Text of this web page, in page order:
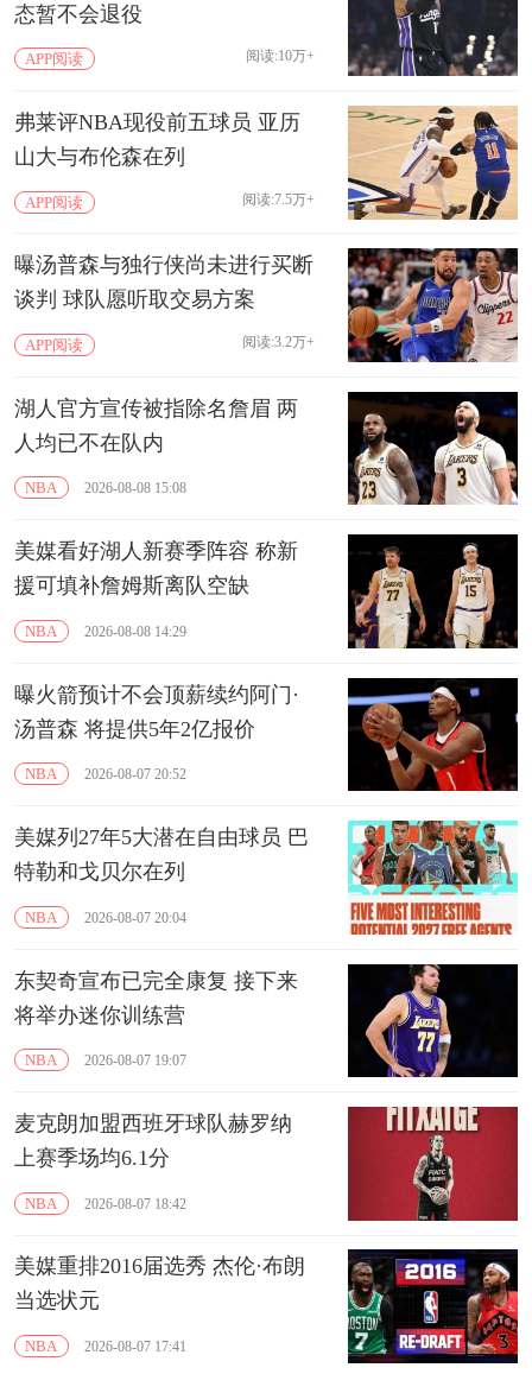
态暂不会退役
APP阅读 阅读:10万+
弗莱评NBA现役前五球员 亚历
山大与布伦森在列
APP阅读 阅读:7.5万+
曝汤普森与独行侠尚未进行买断
谈判 球队愿听取交易方案
APP阅读 阅读:3.2万+
湖人官方宣传被指除名詹眉 两
人均已不在队内
NBA 2026-08-08 15:08
美媒看好湖人新赛季阵容 称新
援可填补詹姆斯离队空缺
NBA 2026-08-08 14:29
曝火箭预计不会顶薪续约阿门·
汤普森 将提供5年2亿报价
NBA 2026-08-07 20:52
美媒列27年5大潜在自由球员 巴
特勒和戈贝尔在列
NBA 2026-08-07 20:04
东契奇宣布已完全康复 接下来
将举办迷你训练营
NBA 2026-08-07 19:07
麦克朗加盟西班牙球队赫罗纳
上赛季场均6.1分
NBA 2026-08-07 18:42
美媒重排2016届选秀 杰伦·布朗
当选状元
NBA 2026-08-07 17:41